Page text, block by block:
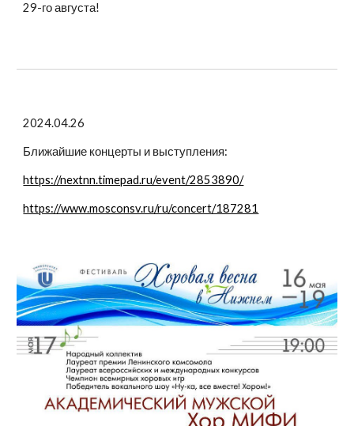
29-го августа!
2024.04.26
Ближайшие концерты и выступления:
https://nextnn.timepad.ru/event/2853890/
https://www.mosconsv.ru/ru/concert/187281